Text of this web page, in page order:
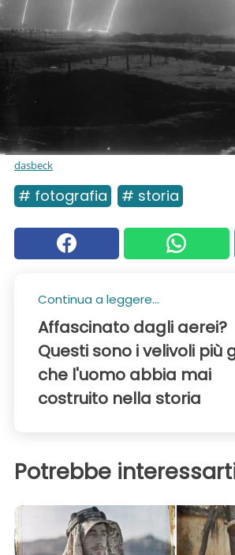
dasbeck
# fotografia # storia
Continua a leggere...
Affascinato dagli aerei?
Questi sono i velivoli più
che l'uomo abbia mai
costruito nella storia
Potrebbe